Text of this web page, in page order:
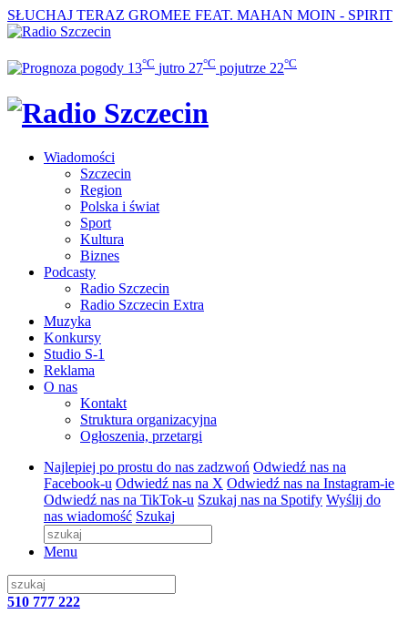
SŁUCHAJ TERAZ GROMEE FEAT. MAHAN MOIN - SPIRIT
13°C jutro 27°C pojutrze 22°C
Wiadomości
Szczecin
Region
Polska i świat
Sport
Kultura
Biznes
Podcasty
Radio Szczecin
Radio Szczecin Extra
Muzyka
Konkursy
Studio S-1
Reklama
O nas
Kontakt
Struktura organizacyjna
Ogłoszenia, przetargi
Najlepiej po prostu do nas zadzwoń Odwiedź nas na
Facebook-u Odwiedź nas na X Odwiedź nas na Instagram-ie
Odwiedź nas na TikTok-u Szukaj nas na Spotify Wyślij do
nas wiadomość Szukaj
Menu
510 777 222